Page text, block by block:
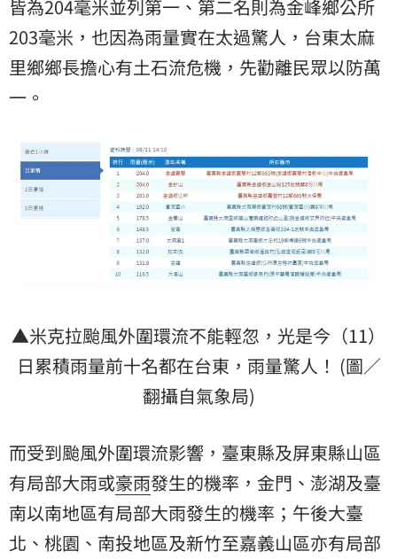
皆為204毫米並列第一、第二名則為金峰鄉公所
203毫米，也因為雨量實在太過驚人，台東太麻
里鄉鄉長擔心有土石流危機，先勸離民眾以防萬
一。
▲米克拉颱風外圍環流不能輕忽，光是今（11）
日累積雨量前十名都在台東，雨量驚人！ (圖／
翻攝自氣象局)
而受到颱風外圍環流影響，臺東縣及屏東縣山區
有局部大雨或豪雨發生的機率，金門、澎湖及臺
南以南地區有局部大雨發生的機率；午後大臺
北、桃園、南投地區及新竹至嘉義山區亦有局部